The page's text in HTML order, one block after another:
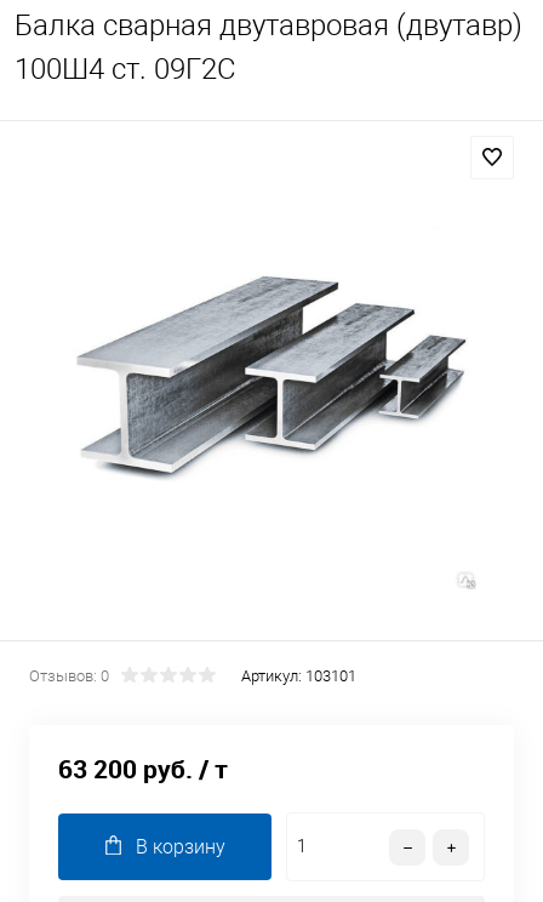
Балка сварная двутавровая (двутавр)
100Ш4 ст. 09Г2С
Отзывов: 0 Артикул: 103101
63 200 руб. / т
В корзину